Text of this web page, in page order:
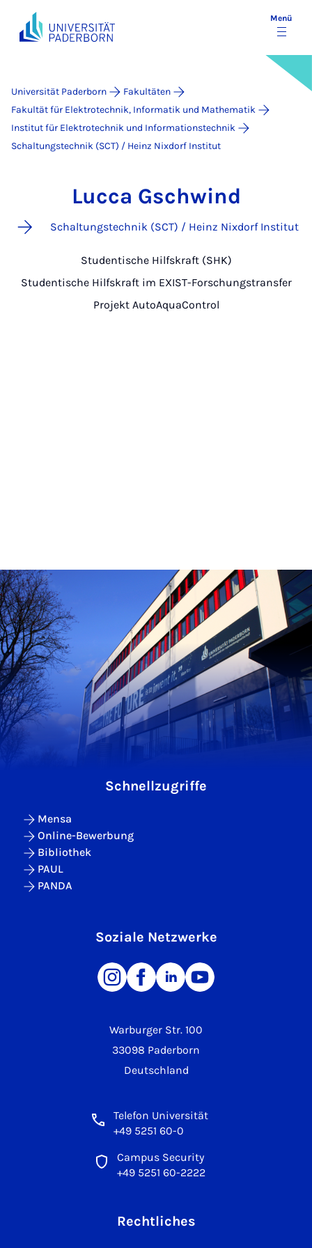
Menü
Universität Paderborn
Fakultäten
Fakultät für Elektrotechnik, Informatik und Mathematik
Institut für Elektrotechnik und Informationstechnik
Schaltungstechnik (SCT) / Heinz Nixdorf Institut
Lucca Gschwind
Schaltungstechnik (SCT) / Heinz Nixdorf Institut
Studentische Hilfskraft (SHK)
Studentische Hilfskraft im EXIST-Forschungstransfer
Projekt AutoAquaControl
Warburger Str. 100
33098 Paderborn
Deutschland
Telefon Universität
+49 5251 60-0
Campus Security
+49 5251 60-2222
Schnellzugriffe
Mensa
Online-Bewerbung
Bibliothek
PAUL
PANDA
Soziale Netzwerke
Rechtliches